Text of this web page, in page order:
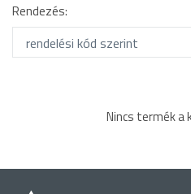
Rendezés:
Nincs termék a